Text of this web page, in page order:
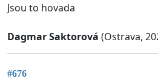
Jsou to hovada
Dagmar Saktorová (Ostrava,
#676